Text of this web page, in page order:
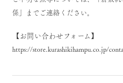
係」までご連絡ください。
【お問い合わせフォーム】
https://store.kurashikihampu.co.jp/